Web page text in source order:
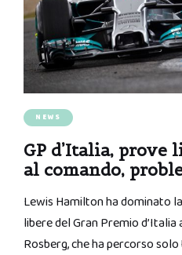
NEWS
GP d’Italia,
al comando,
Lewis Hamilton ha dominato
libere del Gran Premio
Rosberg, che ha percorso